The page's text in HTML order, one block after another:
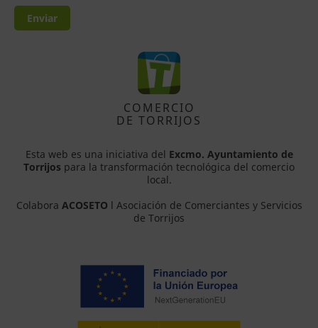
Enviar
COMERCIO
DE TORRIJOS
Esta web es una iniciativa del Excmo. Ayuntamiento de
Torrijos para la transformación tecnológica del comercio
local.
Colabora ACOSETO l Asociación de Comerciantes y Servicios
de Torrijos